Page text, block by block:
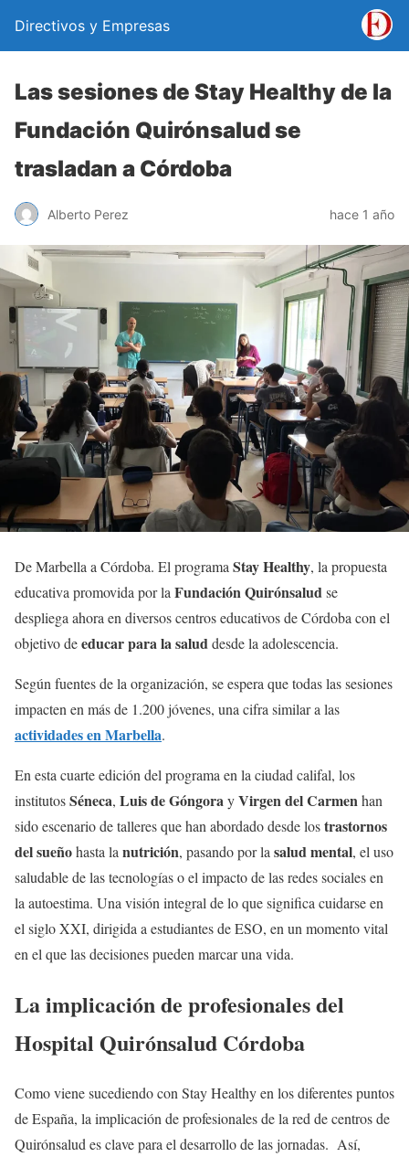
Directivos y Empresas
Las sesiones de Stay Healthy de la
Fundación Quirónsalud se
trasladan a Córdoba
Alberto Perez hace 1 año
De Marbella a Córdoba. El programa Stay Healthy, la propuesta
educativa promovida por la Fundación Quirónsaludse
despliega ahora en diversos centros educativos de Córdoba con el
objetivo deeducar para la saluddesde la adolescencia.
Según fuentes de la organización, se espera que todas las sesiones
impacten en más de 1.200 jóvenes, una cifra similar a las
actividades en Marbella.
En esta cuarte edición del programa en la ciudad califal, los
institutosSéneca, Luis de GóngorayVirgen del Carmenhan
sido escenario de talleres que han abordado desde lostrastornos
del sueñohasta la nutrición, pasando por la salud mental, el uso
saludable de las tecnologías o el impacto de las redes sociales en
la autoestima. Una visión integral de lo que significa cuidarse en
el siglo XXI, dirigida a estudiantes de ESO, en un momento vital
en el que las decisiones pueden marcar una vida.
La implicación de profesionales del
Hospital Quirónsalud Córdoba
Como viene sucediendo con Stay Healthy en los diferentes puntos
de España, la implicación de profesionales de la red de centros de
Quirónsalud es clave para el desarrollo de las jornadas. Así,